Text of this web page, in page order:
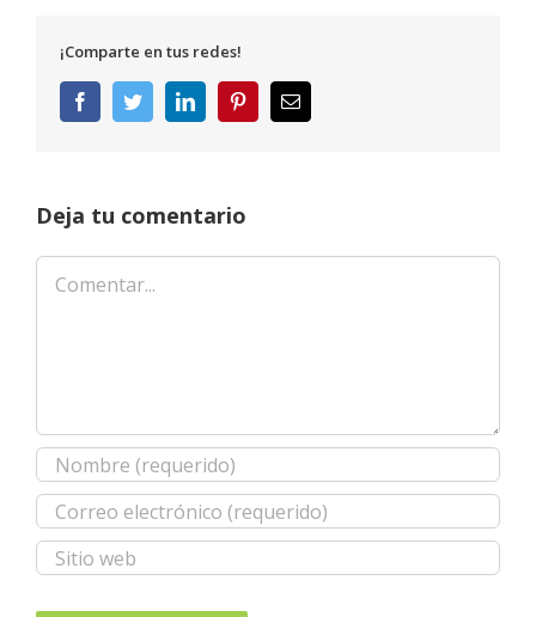
¡Comparte en tus redes!
FacebookTwitterLinkedInPinterestCorreo
electrónico
Deja tu comentario
Comentar